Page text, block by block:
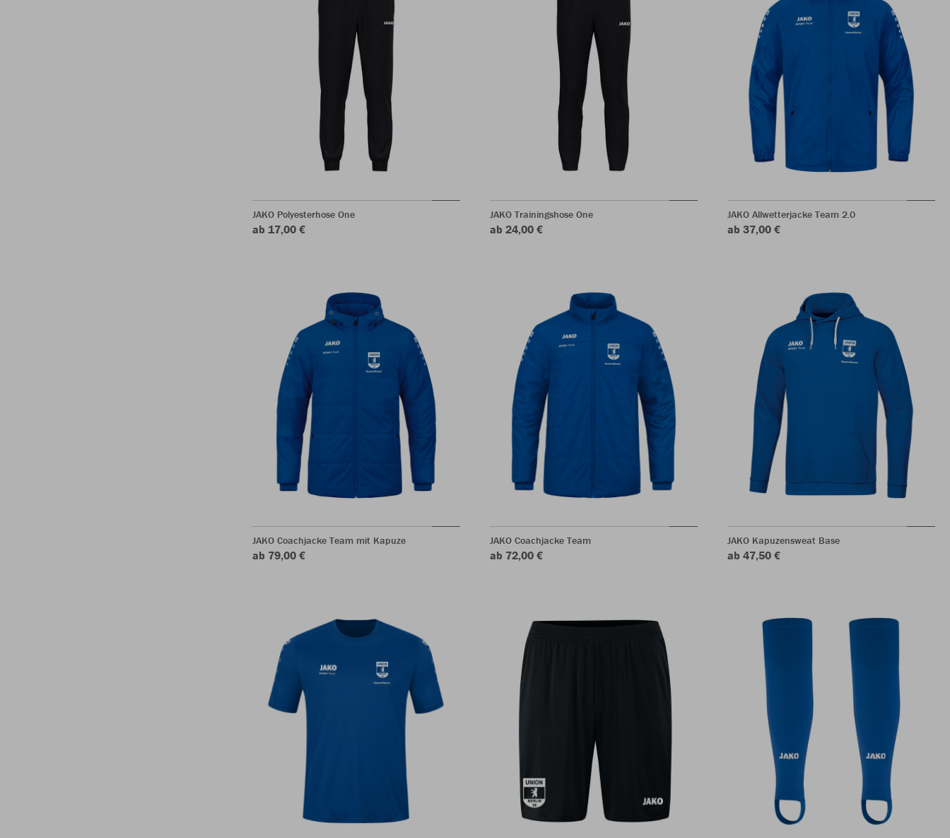
JAKO Polyesterhose One
ab 17,00 €
JAKO Trainingshose One
ab 24,00 €
JAKO Allwetterjacke Team 2.0
ab 37,00 €
JAKO Coachjacke Team mit Kapuze
ab 79,00 €
JAKO Coachjacke Team
ab 72,00 €
JAKO Kapuzensweat Base
ab 47,50 €